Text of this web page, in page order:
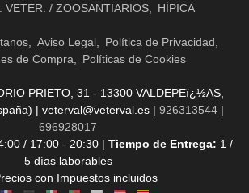
VETER. / ZOOSANTIARIOS
HÍPICA
Aviso Legal
Política de Privacidad
de Compra
Políticas de Cookies
PRIETO, 31 - 13300 VALDEPEï¿½AS,
| veterval@veterval.es | 926313544 |
696928017
/ 17:00 - 20:30 | Tiempo de Entrega: 1 /
5 días laborables
con Impuestos incluidos